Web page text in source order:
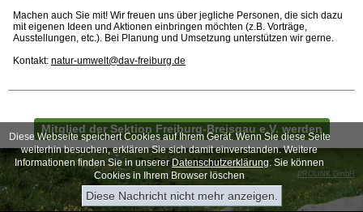
Diese Webseite speichert Cookies auf Ihrem Gerät. Wenn Sie diese Seite
weiterhin besuchen, erklären Sie sich damit einverstanden. Weitere
Informationen finden Sie in unsererDatenschutzerklärung. Sie können
Cookies in Ihrem Browser löschen
Diese Nachricht nicht mehr anzeigen.
Machen auch Sie mit! Wir freuen uns über jegliche Personen, die sich dazu
mit eigenen Ideen und Aktionen einbringen möchten (z.B. Vorträge,
Ausstellungen, etc.). Bei Planung und Umsetzung unterstützen wir gerne.
Kontakt: natur-umwelt@dav-freiburg.de
Mitglied der Sektion Freiburg-Breisgau e.V. werden
Zur Desktop-Version
PROLINK GmbH